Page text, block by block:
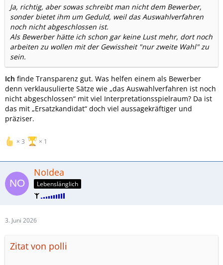
Ja, richtig, aber sowas schreibt man nicht dem Bewerber,
sonder bietet ihm um Geduld, weil das Auswahlverfahren
noch nicht abgeschlossen ist.
Als Bewerber hätte ich schon gar keine Lust mehr, dort noch
arbeiten zu wollen mit der Gewissheit "nur zweite Wahl" zu
sein.
Ich finde Transparenz gut. Was helfen einem als Bewerber
denn verklausulierte Sätze wie „das Auswahlverfahren ist noch
nicht abgeschlossen“ mit viel Interpretationsspielraum? Da ist
das mit „Ersatzkandidat“ doch viel aussagekräftiger und
präziser.
3 1
NoIdea
Lebenslänglich
3. Juni 2026
Zitat von polli